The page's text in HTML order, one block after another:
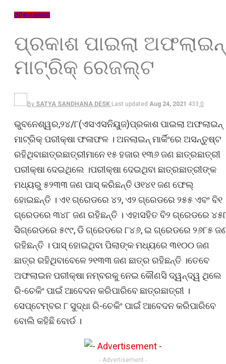
ଓଡ଼ିଶାମହାନଗର
ପ୍ରକାଶ ପାଇଲା ଅଫଲାଇନ୍
ମାଟ୍ରିକ୍ ରେଜଲ୍ଟ
By SATYA SANDHANA DESK Last updated Aug 24, 2021 433 0
ଭୁବନେଶ୍ୱର,୨୪/୮(ଏସଏସନିୟୁଜ)ପ୍ରକାଶ ପାଇଲା ଅଫଲାଇନ୍
ମାଟ୍ରିକ୍ ପରୀକ୍ଷା ଫଳାଫଳ । ଅନଲାଇନ୍ ମାର୍କିଂରେ ଅସନ୍ତୁଷ୍ଟ
ରହିଥିବାଛାତ୍ରଛାତ୍ରୀମାନେ ୧୫ ହଜାର ୧୩୬ ଜଣ ଛାତ୍ରଛାତ୍ରୀ
ପରୀକ୍ଷା ଦେଇଥିଲେ ।ପରୀକ୍ଷା ଦେଇଥିବା ଛାତ୍ରଛାତ୍ରୀଙ୍କ
ମଧ୍ୟରୁ ୫୨୩୩ ଜଣ ପାସ୍ କରିଛନ୍ତି ଓ୧୪୧ ଜଣ ଫେଲ୍
ହୋଇଛନ୍ତି । ଏ୧ ଗ୍ରେଡରେ ୪୨, ଏ୨ ଗ୍ରେଡରେ ୨୫୫ ଏବଂ ବି୧
ଗ୍ରେଡରେ ୩୪୮ ଜଣ ରହିଛନ୍ତି । ଏହାସହିତ ବି୨ ଗ୍ରେଡରେ
ସିଗ୍ରେଡରେ ୫୯୯, ଡି ଗ୍ରେଡରେ ୮୪୬, ଇ ଗ୍ରେଡରେ ୨୬୮୫
ରହିଛନ୍ତି । ପାସ୍ ହୋଇଥିବା ପିଲାଙ୍କ ମଧ୍ୟରେ ୩୧୦୦ ଜଣ
ଛାତ୍ର ରହିଥିବାବେଳେ ୨୧୩୩ ଜଣ ଛାତ୍ର ରହିଛନ୍ତି ।ତେବେ
ଅଫଲାଇନ ପରୀକ୍ଷା ନମ୍ବରକୁ ନେଇ କୌଣସି ଦ୍ୱନ୍ଦ୍ୱ ଥିଲେ
ରି-ଚେକିଂ ପାଇଁ ଆବେଦନ କରିପାରିବେ ଛାତ୍ରଛାତ୍ରୀ ।
ସେପ୍ଟେମ୍ବର ୮ ସୁଦ୍ଧା ରି-ଚେକିଂ ପାଇଁ ଆବେଦନ କରିପାରିବେ
ବୋଲି କହିଛି ବୋର୍ଡ ।
- Advertisement -